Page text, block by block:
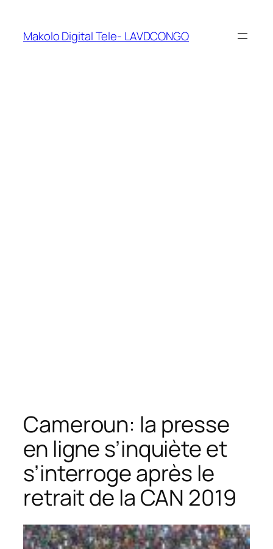
Makolo Digital Tele- LAVDCONGO
Cameroun: la presse
en ligne s’inquiète et
s’interroge après le
retrait de la CAN 2019